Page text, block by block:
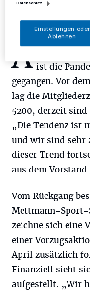
A ist die
gegangen. Vor
lag die
5200, derzeit sind
„Die Tendenz ist
und wir sind sehr
dieser Trend
aus dem Vorstand
Vom Rückgang
Mettmann-Sport-
zeichne sich eine
einer
April zusätzlich
Finanziell sieht
aufgestellt. „Wir
Datenschutz
Einstellungen oder
Ablehnen